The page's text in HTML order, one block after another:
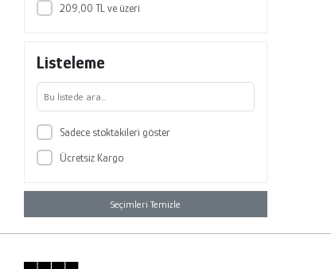
209,00 TL ve üzeri
Listeleme
Sadece stoktakileri göster
Ücretsiz Kargo
Seçimleri Temizle